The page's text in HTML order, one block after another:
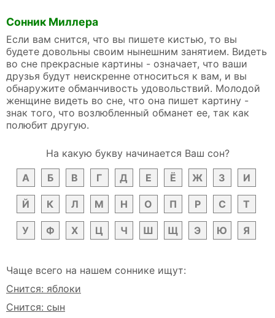
Сонник Миллера
Если вам снится, что вы пишете кистью, то вы
будете довольны своим нынешним занятием. Видеть
во сне прекрасные картины - означает, что ваши
друзья будут неискренне относиться к вам, и вы
обнаружите обманчивость удовольствий. Молодой
женщине видеть во сне, что она пишет картину -
знак того, что возлюбленный обманет ее, так как
полюбит другую.
На какую букву начинается Ваш сон?
А
Б В Г Д Е Ё Ж З И
Й К Л М Н О П Р С Т
У Ф Х Ц Ч Ш Щ Э Ю Я
Чаще всего на нашем соннике ищут:
Снится: яблоки
Снится: сын